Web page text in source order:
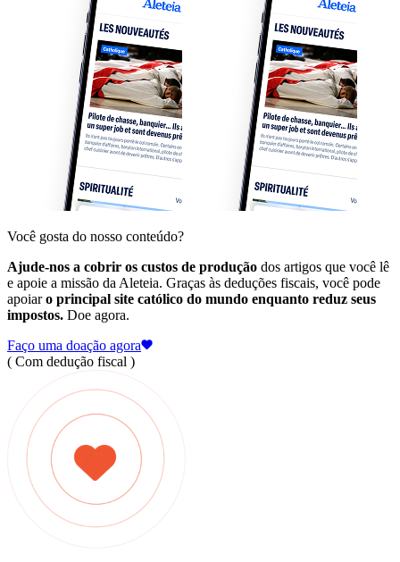
Você gosta do nosso conteúdo?
Ajude-nos a cobrir os custos de produção dos artigos que você lê
e apoie a missão da Aleteia. Graças às deduções fiscais, você pode
apoiaro principal site católico do mundo enquanto reduz seus
impostos. Doe agora.
Faço uma doação agora
( Com dedução fiscal )